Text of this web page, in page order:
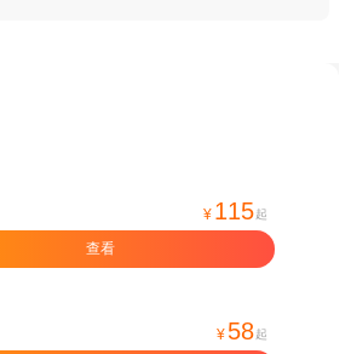
¥ 115 起
查看
¥ 58 起